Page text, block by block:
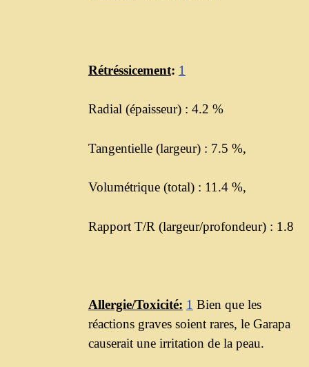
Rétréssicement: 1
Radial (épaisseur) : 4.2 %
Tangentielle (largeur) : 7.5 %,
Volumétrique (total) : 11.4 %,
Rapport T/R (largeur/profondeur) : 1.8
Allergie/Toxicité: 1 Bien que les
réactions graves soient rares, le Garapa
causerait une irritation de la peau.